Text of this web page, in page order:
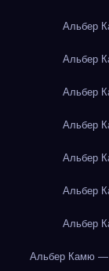
Альбер
Альбер
Альбер
Альбер
Альбер
Альбер
Альбер
Альбер Камю